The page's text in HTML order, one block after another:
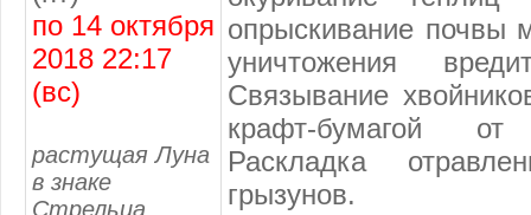
по 14 октября
2018 22:17
(вс)
растущая Луна
в знаке
Стрельца
опрыскивание почвы
уничтожения
Связывание
крафт-бумагой
Раскладка
грызунов.